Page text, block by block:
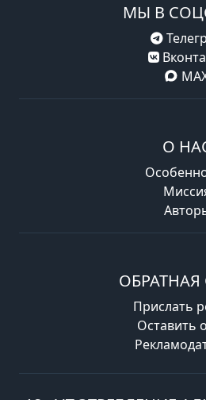
МЫ В
О
ОБРАТНАЯ
Прислать
Оставить